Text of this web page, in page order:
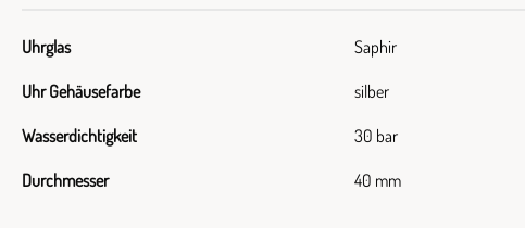
Uhrglas Saphir
Uhr Gehäusefarbe silber
Wasserdichtigkeit 30 bar
Durchmesser 40 mm